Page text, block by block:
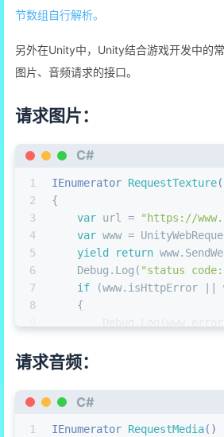
节数组自行解析。
另外在Unity中，Unity结合游戏开发中的
图片、音频请求的接口。
请求图片：
C#
1
2
3
4
5
6
7
8
11
14
15
IEnumerator RequestTexture
{
var url =
"https://
var www =
yield
return
    Debug.Log(
"status
if (www.isHttpError ||
    {
else
tex =
    }
}
请求音频：
C#
1
IEnumerator RequestMedia()